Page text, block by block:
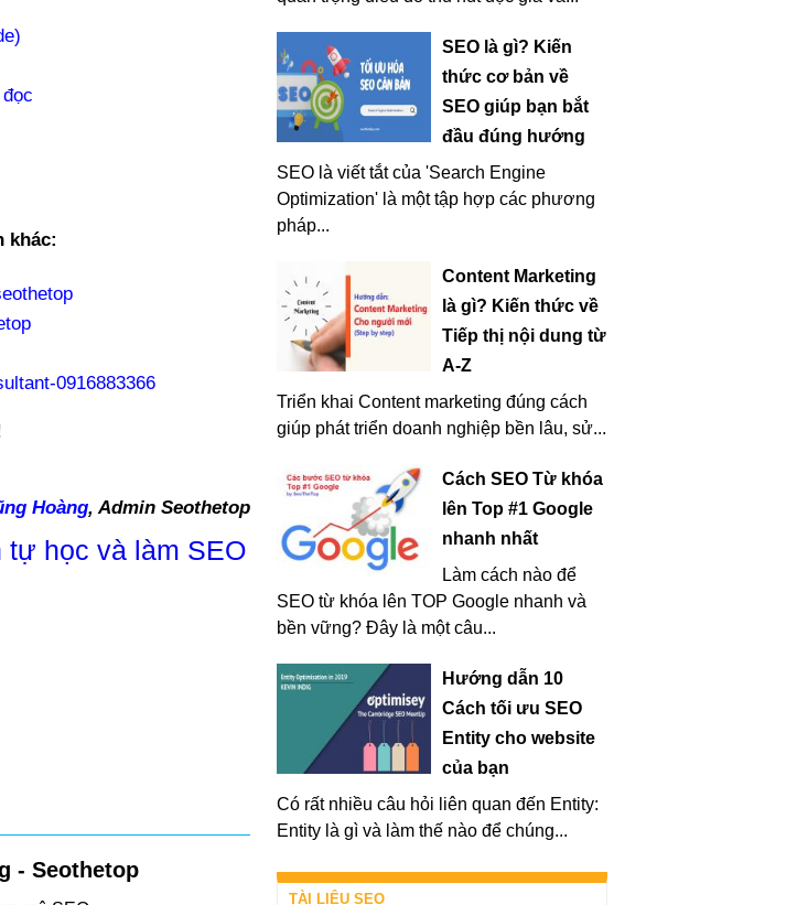
khác:
0916883366
Hoàng, Admin Seothetop
tự học và làm SEO
- Seothetop
SEO là gì? Kiến
thức cơ bản về
SEO giúp bạn bắt
đầu đúng hướng
SEO là viết tắt của 'Search Engine
Optimization' là một tập hợp các phương
pháp...
Content Marketing
là gì? Kiến thức về
Tiếp thị nội dung từ
A-Z
Triển khai Content marketing đúng cách
giúp phát triển doanh nghiệp bền lâu, sử...
Cách SEO Từ khóa
lên Top #1 Google
nhanh nhất
Làm cách nào để
SEO từ khóa lên TOP Google nhanh và
bền vững? Đây là một câu...
Hướng dẫn 10
Cách tối ưu SEO
Entity cho website
của bạn
Có rất nhiều câu hỏi liên quan đến Entity:
Entity là gì và làm thế nào để chúng...
TÀI LIỆU SEO